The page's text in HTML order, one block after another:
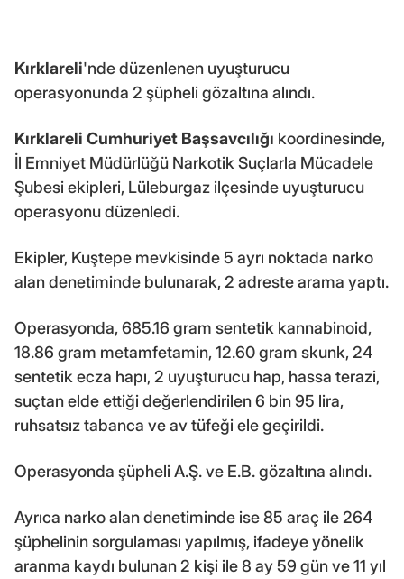
Kırklareli'nde düzenlenen uyuşturucu
operasyonunda 2 şüpheli gözaltına alındı.
Kırklareli Cumhuriyet Başsavcılığı koordinesinde,
İl Emniyet Müdürlüğü Narkotik Suçlarla Mücadele
Şubesi ekipleri, Lüleburgaz ilçesinde uyuşturucu
operasyonu düzenledi.
Ekipler, Kuştepe mevkisinde 5 ayrı noktada narko
alan denetiminde bulunarak, 2 adreste arama yaptı.
Operasyonda, 685.16 gram sentetik kannabinoid,
18.86 gram metamfetamin, 12.60 gram skunk, 24
sentetik ecza hapı, 2 uyuşturucu hap, hassa terazi,
suçtan elde ettiği değerlendirilen 6 bin 95 lira,
ruhsatsız tabanca ve av tüfeği ele geçirildi.
Operasyonda şüpheli A.Ş. ve E.B. gözaltına alındı.
Ayrıca narko alan denetiminde ise 85 araç ile 264
şüphelinin sorgulaması yapılmış, ifadeye yönelik
aranma kaydı bulunan 2 kişi ile 8 ay 59 gün ve 11 yıl